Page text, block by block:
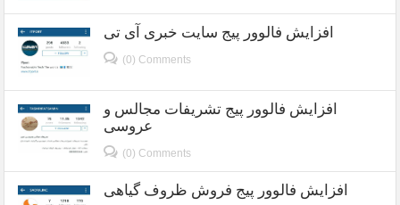
افزایش فالوور پیج سایت خبری آی تی
(0) Comments
افزایش فالوور پیج تشریفات مجالس و
عروسی
(0) Comments
افزایش فالوور پیج فروش ظروف گیاهی